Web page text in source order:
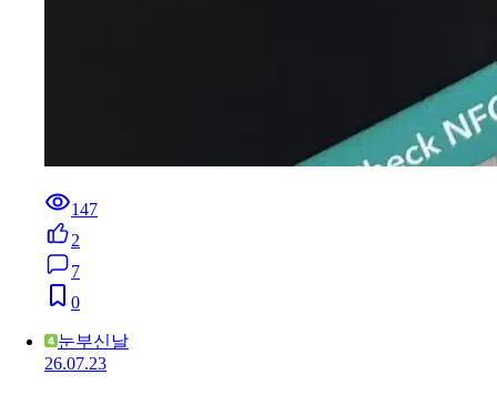
147
2
7
0
눈부신날
26.07.23